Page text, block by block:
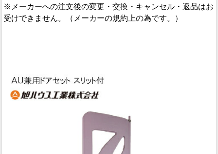
※メーカーへの注文後の変更・交換・キャンセル・返品はお
受けできません。（メーカーの規約上の為です。）